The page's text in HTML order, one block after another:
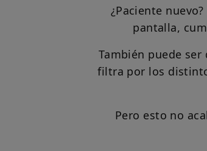
¿Paciente
pantalla,
También puede
filtra por los
Pero esto no